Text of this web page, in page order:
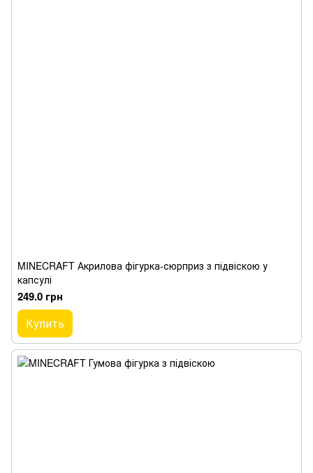
MINECRAFT Акрилова фігурка-сюрприз з підвіскою у
капсулі
249.0 грн
Купить